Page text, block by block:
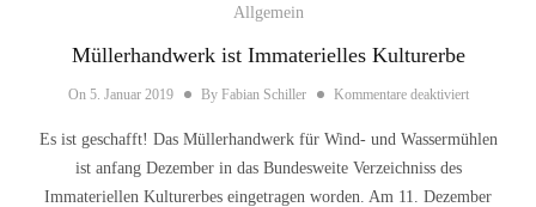
Allgemein
Müllerhandwerk ist Immaterielles Kulturerbe
On5. Januar 2019 By Fabian Schiller Kommentare deaktiviertfür
Es ist geschafft! Das Müllerhandwerk für Wind- und Wassermühlen
ist anfang Dezember in das Bundesweite Verzeichniss des
Immateriellen Kulturerbes eingetragen worden. Am 11. Dezember